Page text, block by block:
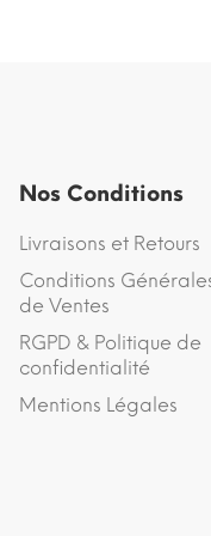
Nos Conditions
Livraisons et Retours
Conditions
de Ventes
RGPD & Politique de
confidentialité
Mentions Légales